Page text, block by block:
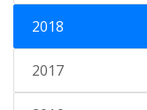
2018
2017